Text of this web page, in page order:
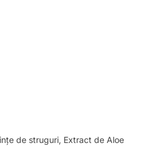
de struguri, Extract de Aloe